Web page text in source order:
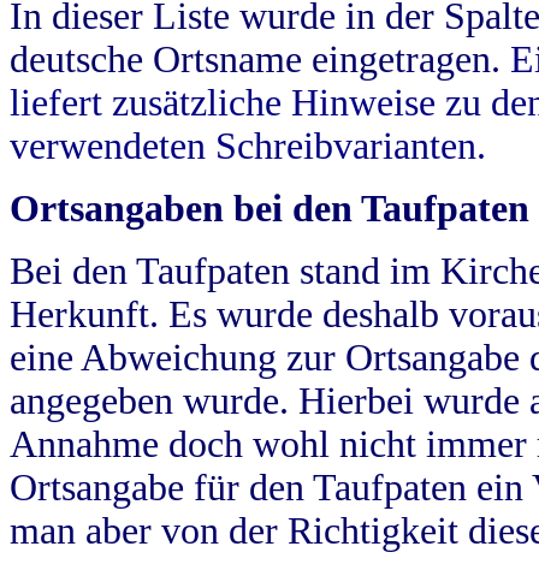
In dieser Liste wurde in der
deutsche Ortsname eingetragen.
liefert zusätzliche Hinweise zu
verwendeten Schreibvarianten.
Ortsangaben bei den Taufpaten
Bei den Taufpaten stand im
Herkunft. Es wurde deshalb
eine Abweichung zur
angegeben wurde. Hierbei wurde
Annahme doch wohl nicht
Ortsangabe für den Taufpaten
man aber von der Richtigkeit